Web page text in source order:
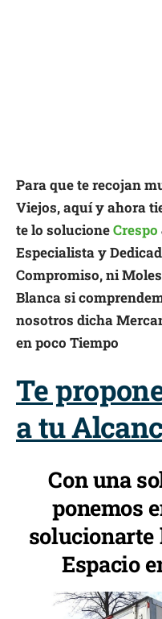
Para que te recojan
Viejos, aquí y ahora
te lo solucioneCrespo
Especialista y
Compromiso, ni
Blanca si
nosotros dicha
en poco Tiempo
Te
a tu
Con una
ponemos
solucionarte
Espacio